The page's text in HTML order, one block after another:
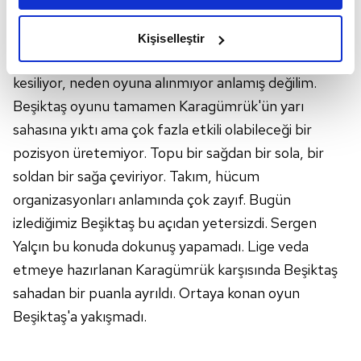
amacımızın size daha iyi bir reklam deneyimi sunmak
elimizden gelen çabayı gösterdiğimizi ve bu noktada,
kalemimiz olduğunu sizlere hatırlatmak isteriz.
Her halükârda, kullanıcılar, bu çerezlere izin vermedikleri
takdirde, kullanıcılara hedefli reklamlar
gösterilmeyecektir."
Sizlere daha iyi bir hizmet sunabilmek için İnternet
Sitemizde kendimize ve üçüncü kişilere ait çerezler
kullanılmaktadır. Bu çerezler vasıtasıyla çeşitli kişisel
verileriniz işlenmekte olup gerekli olan çerezler bilgi
toplumu hizmetlerinin sunulması amacıyla
kullanılmaktadır. Diğer çerezler, sitemizin daha işlevsel
kılınması ve kişiselleştirilmesi ve sizlere yönelik
Kişiselleştir
oynarken, Sergen Yalçın'ın hâlâ ona tahammül
etmesine şaşırıyorum açıkçası. Geçen sefer de
yazmıştım; Jota iyi bir performans sergilerken neden
kesiliyor, neden oyuna alınmıyor anlamış değilim.
Beşiktaş oyunu tamamen Karagümrük'ün yarı
sahasına yıktı ama çok fazla etkili olabileceği bir
pozisyon üretemiyor. Topu bir sağdan bir sola, bir
soldan bir sağa çeviriyor. Takım, hücum
organizasyonları anlamında çok zayıf. Bugün
izlediğimiz Beşiktaş bu açıdan yetersizdi. Sergen
Yalçın bu konuda dokunuş yapamadı. Lige veda
etmeye hazırlanan Karagümrük karşısında Beşiktaş
sahadan bir puanla ayrıldı. Ortaya konan oyun
Beşiktaş'a yakışmadı.